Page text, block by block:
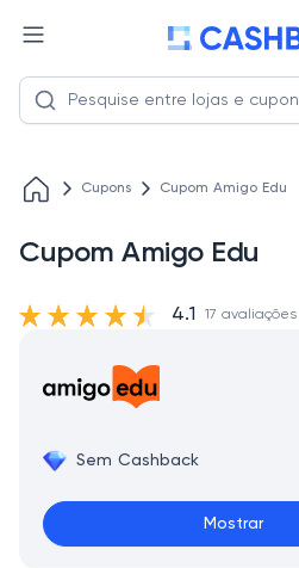
Cupons Cupom Amigo Edu
Cupom Amigo Edu
Sem Cashback
Mostrar
4.1 17 avaliações